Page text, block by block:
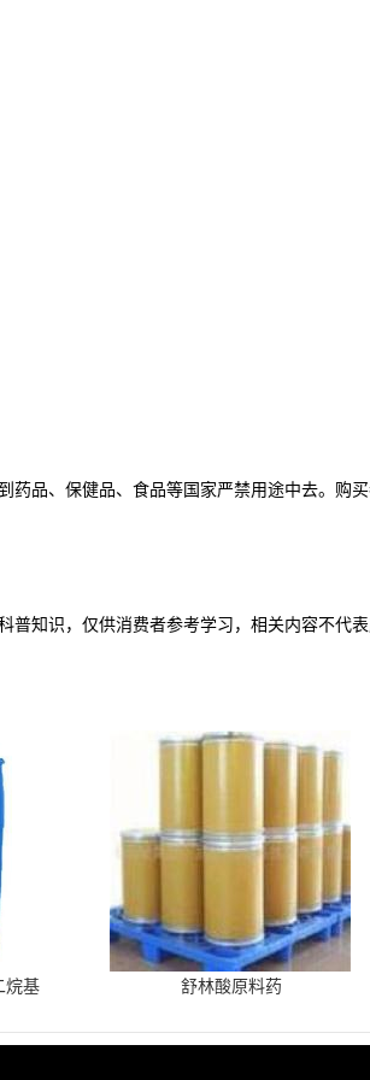
药品、保健品、食品等国家严禁用途中去。
普知识，仅供消费者参考学习，相关内容不代表
烷基
舒林酸原料药